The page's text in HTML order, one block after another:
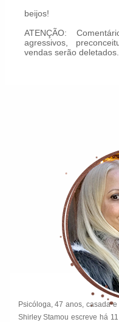
beijos!
ATENÇÃO:
agressivos,
vendas serão deletados.
Psicóloga, 47 anos, casada
Shirley Stamou escreve há